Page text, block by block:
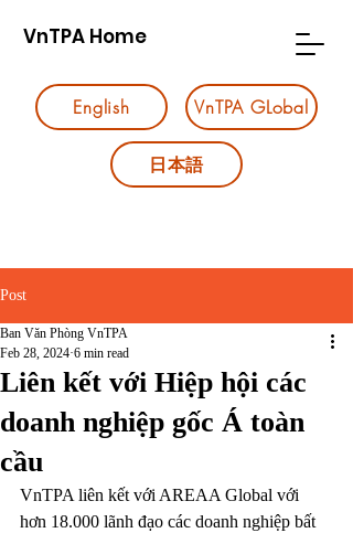
VnTPA Home
English VnTPA GLobal
日本語
Post
Liên kết với Hiệp hội các
doanh nghiệp gốc Á toàn
cầu
Ban Văn Phòng VnTPA
Feb 28, 2024 6 min read
VnTPA liên kết với AREAA Global với
hơn 18.000 lãnh đạo các doanh nghiệp bất